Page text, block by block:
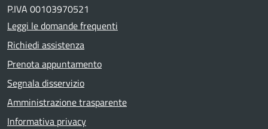
P.IVA 00103970521
Leggi le domande frequenti
Richiedi assistenza
Prenota appuntamento
Segnala disservizio
Amministrazione trasparente
Informativa privacy